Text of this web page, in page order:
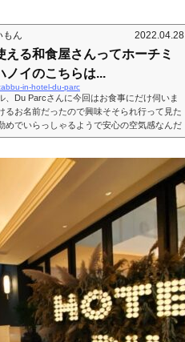
もん 2022.04.28
える和食屋さんってホーチミ
ノイのこちらは...
in-hotel-du-parc
、Du Parcさんに今回はお食事にだけ伺いま
るお名前だったので興味そそられ行って見た
めでいらっしゃるようで安心の空気感なんだ
に日本の方がいてくださると、特に旅行者さ
のですが、こちらのホテルにはもっとおら
接待の時などは、事前にあれこれ打ち合わ
し、細かいと...